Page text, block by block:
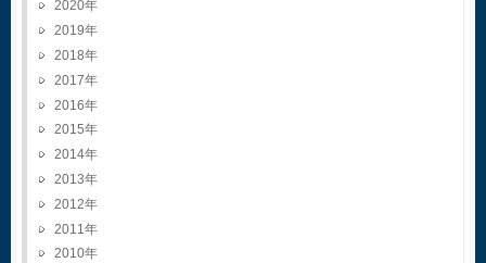
2020
2019
2018
2017
2016
2015
2014
2013
2012
2011
2010